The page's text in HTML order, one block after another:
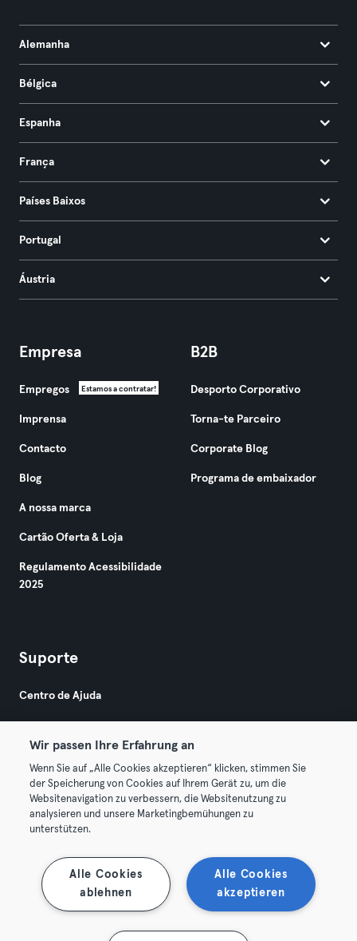
Alemanha
Bélgica
Espanha
França
Países Baixos
Portugal
Áustria
Empresa
Empregos Estamos a contratar!
Imprensa
Contacto
Blog
A nossa marca
Cartão Oferta & Loja
Regulamento Acessibilidade
2025
B2B
Desporto Corporativo
Torna-te Parceiro
Corporate Blog
Programa de embaixador
Suporte
Centro de Ajuda
© 2026 Urban Sports Group GmbH. All rights reserved.
Termos & Condições
Rescindir contratos aqui Cancelar contratos aqui
Wir passen Ihre Erfahrung an
Wenn Sie auf „Alle Cookies akzeptieren“ klicken, stimmen Sie
der Speicherung von Cookies auf Ihrem Gerät zu, um die
Websitenavigation zu verbessern, die Websitenutzung zu
analysieren und unsere Marketingbemühungen zu
unterstützen.
Alle Cookies
akzeptieren
Alle Cookies
ablehnen